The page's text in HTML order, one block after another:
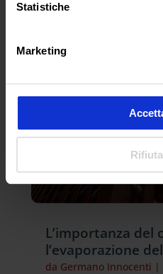
Statistiche
Marketing
L’importanza del
l’evaporazione
da Germano Innocenti |